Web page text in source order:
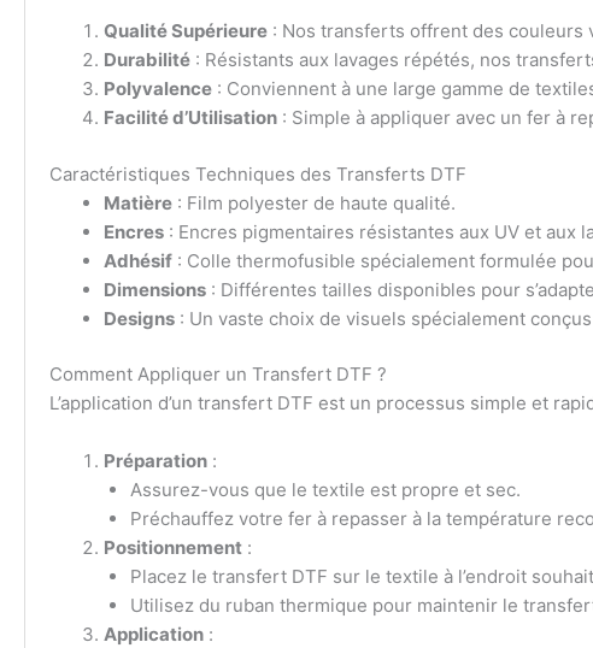
Qualité Supérieure: Nos transferts offrent des couleurs
Durabilité: Résistants aux lavages répétés, nos
Polyvalence: Conviennent à une large gamme de
Facilité d’Utilisation: Simple à appliquer avec un fer à
Caractéristiques Techniques des Transferts DTF
Matière: Film polyester de haute qualité.
Encres: Encres pigmentaires résistantes aux UV et aux
Adhésif: Colle thermofusible spécialement formulée
Dimensions: Différentes tailles disponibles pour
Designs: Un vaste choix de visuels spécialement
Comment Appliquer un Transfert DTF ?
L’application d’un transfert DTF est un processus simple et
Préparation:
Assurez-vous que le textile est propre et sec.
Préchauffez votre fer à repasser à la température
Positionnement:
Placez le transfert DTF sur le textile à l’endroit
Utilisez du ruban thermique pour maintenir le
Application: